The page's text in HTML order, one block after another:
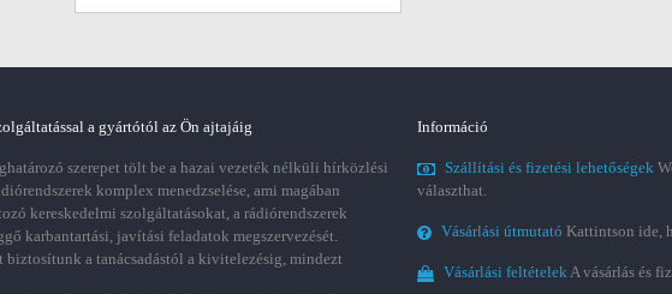
a gyártótól az Ön ajtajáig
szerepet tölt be a hazai vezeték nélküli hírközlési
komplex menedzselése, ami magában
kereskedelmi szolgáltatásokat, a rádiórendszerek
karbantartási, javítási feladatok megszervezését.
a tanácsadástól a kivitelezésig, mindezt
Információ
Szállítási és fizetési lehetőségek
választhat.
Vásárlási útmutató Kattintson ide,
Vásárlási feltételekA vásárlás és